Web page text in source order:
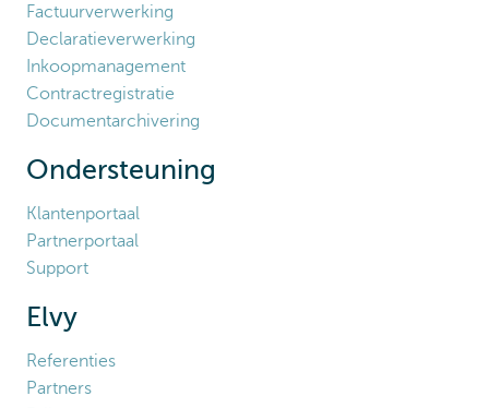
Factuurverwerking
Declaratieverwerking
Inkoopmanagement
Contractregistratie
Documentarchivering
Ondersteuning
Klantenportaal
Partnerportaal
Support
Elvy
Referenties
Partners